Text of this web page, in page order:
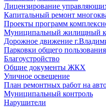
Лицензирование
Капитальный ремонт
Проекты программ
Муниципальный жилищный
Дорожное движение
Парковки общего пользования
Благоустройство
Общие документы ЖКХ
Уличное освещение
План ремонтных работ на
Муниципальный контроль
Нарушители